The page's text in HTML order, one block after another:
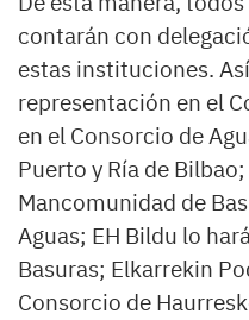
contarán con
estas instituciones.
representación en el
en el Consorcio de
Puerto y Ría de
Mancomunidad de
Aguas; EH Bildu lo
Basuras; Elkarrekin
Consorcio de